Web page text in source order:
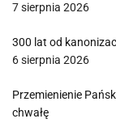
7 sierpnia 2026
300 lat od
6 sierpnia 2026
Przemienienie
chwałę